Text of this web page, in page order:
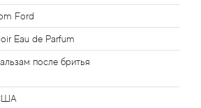
Ford
Eau de Parfum
после бритья